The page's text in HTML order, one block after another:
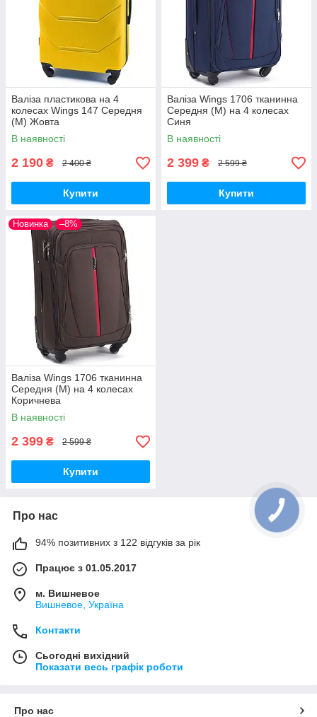
Валіза пластикова на 4
колесах Wings 147 Середня
(M) Жовта
В наявності
2 190 ₴ 2 400 ₴
Купити
Валіза Wings 1706 тканинна
Середня (M) на 4 колесах
Синя
В наявності
2 399 ₴ 2 599 ₴
Купити
Новинка –8%
Валіза Wings 1706 тканинна
Середня (M) на 4 колесах
Коричнева
В наявності
2 399 ₴ 2 599 ₴
Купити
Про нас
94% позитивних з 122 відгуків за рік
Працює з 01.05.2017
м. Вишневое
Вишневое, Україна
Контакти
Сьогодні вихідний
Показати весь графік роботи
Про нас